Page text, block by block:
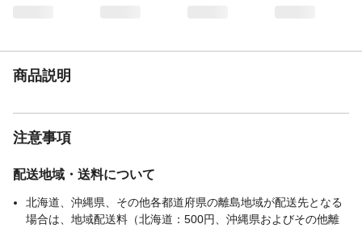
商品説明
注意事項
配送地域・送料について
北海道、沖縄県、その他各都道府県の離島地域が配送先となる
場合は、地域配送料（北海道：500円、沖縄県およびその他離